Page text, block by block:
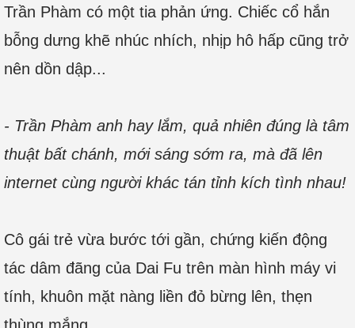
Trần Phàm có một tia phản ứng. Chiếc cổ hắn
bỗng dưng khẽ nhúc nhích, nhịp hô hấp cũng trở
nên dồn dập...
- Trần Phàm anh hay lắm, quả nhiên đúng là tâm
thuật bất chánh, mới sáng sớm ra, mà đã lên
internet cùng người khác tán tỉnh kích tình nhau!
Cô gái trẻ vừa bước tới gần, chứng kiến động
tác dâm đãng của Dai Fu trên màn hình máy vi
tính, khuôn mặt nàng liền đỏ bừng lên, thẹn